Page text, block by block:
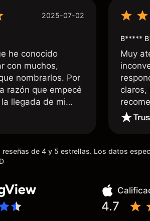
2025-07-02
he conocido
con muchos,
nombrarlos. Por
razón que empecé
llegada de mi
a mi cuenta
burocracia; y la
te devuelve
debido a los
existente.
seas, más dinero
B*****
Muy
claros,
reseñas de 4 y 5 estrellas. Los datos
4.7